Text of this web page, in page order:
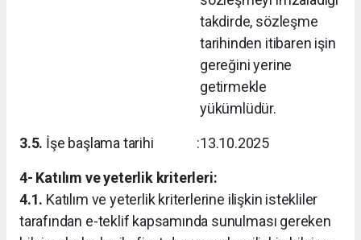
takdirde, sözleşme
tarihinden itibaren işin
gereğini yerine
getirmekle
yükümlüdür.
3.5. İşe başlama tarihi :13.10.2025
4- Katılım ve yeterlik kriterleri:
4.1. Katılım ve yeterlik kriterlerine ilişkin istekliler
tarafından e-teklif kapsamında sunulması gereken